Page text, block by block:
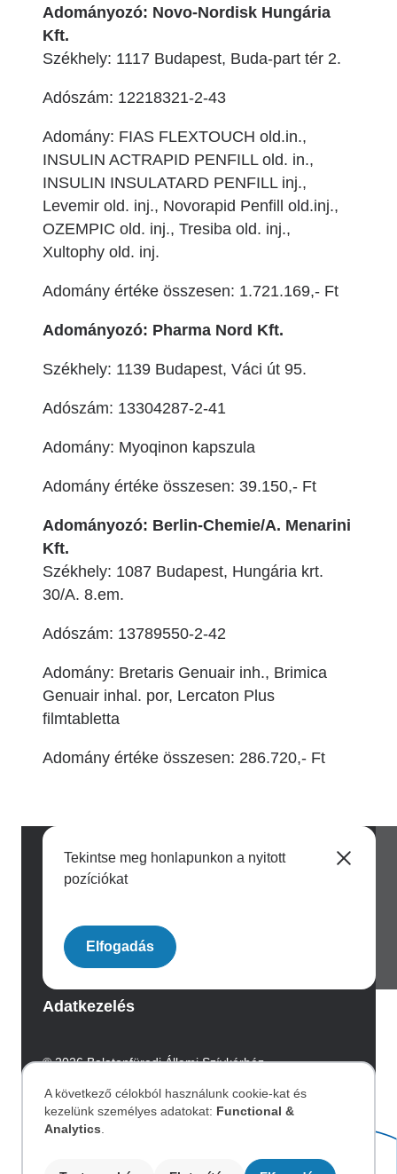
Adományozó: Novo-Nordisk Hungária
Kft.
Székhely: 1117 Budapest, Buda-part tér 2.
Adószám: 12218321-2-43
Adomány: FIAS FLEXTOUCH old.in.,
INSULIN ACTRAPID PENFILL old. in.,
INSULIN INSULATARD PENFILL inj.,
Levemir old. inj., Novorapid Penfill old.inj.,
OZEMPIC old. inj., Tresiba old. inj.,
Xultophy old. inj.
Adomány értéke összesen: 1.721.169,- Ft
Adományozó: Pharma Nord Kft.
Székhely: 1139 Budapest, Váci út 95.
Adószám: 13304287-2-41
Adomány: Myoqinon kapszula
Adomány értéke összesen: 39.150,- Ft
Adományozó: Berlin-Chemie/A. Menarini
Kft.
Székhely: 1087 Budapest, Hungária krt.
30/A. 8.em.
Adószám: 13789550-2-42
Adomány: Bretaris Genuair inh., Brimica
Genuair inhal. por, Lercaton Plus
filmtabletta
Adomány értéke összesen: 286.720,- Ft
Tekintse meg honlapunkon a nyitott
pozíciókat
Elfogadás
Archívum
Adatkezelés
© 2026 Balatonfüredi Állami Szívkórház.
Személyes
A következő célokból használunk cookie-kat és
kezelünk személyes adatokat: Functional &
Analytics